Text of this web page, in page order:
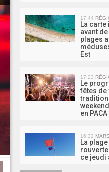
17:44
La
avant
plages
Est
17:23
Le
fêtes de
en PACA
16:32
La
ce jeudi